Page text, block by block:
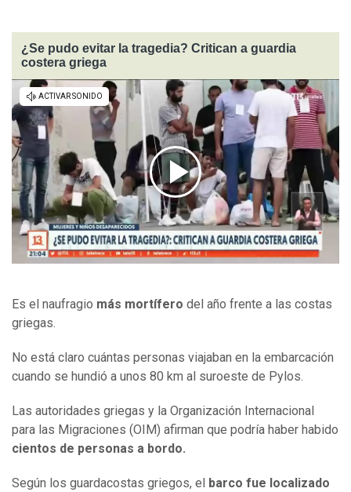
¿Se pudo evitar la tragedia? Critican a guardia
costera griega
Es el naufragio más mortífero del año frente a las costas
griegas.
No está claro cuántas personas viajaban en la embarcación
cuando se hundió a unos 80 km al suroeste de Pylos.
Las autoridades griegas y la Organización Internacional
para las Migraciones (OIM) afirman que podría haber habido
cientos de personas a bordo.
Según los guardacostas griegos, el
barco fue localizado